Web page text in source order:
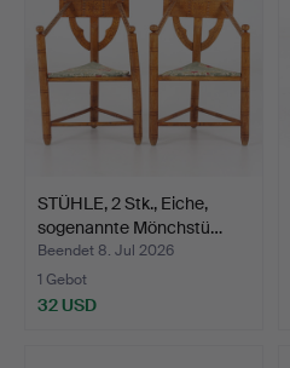
STÜHLE, 2 Stk., Eiche,
sogenannte Mönchstü…
Beendet 8. Jul 2026
1 Gebot
32 USD